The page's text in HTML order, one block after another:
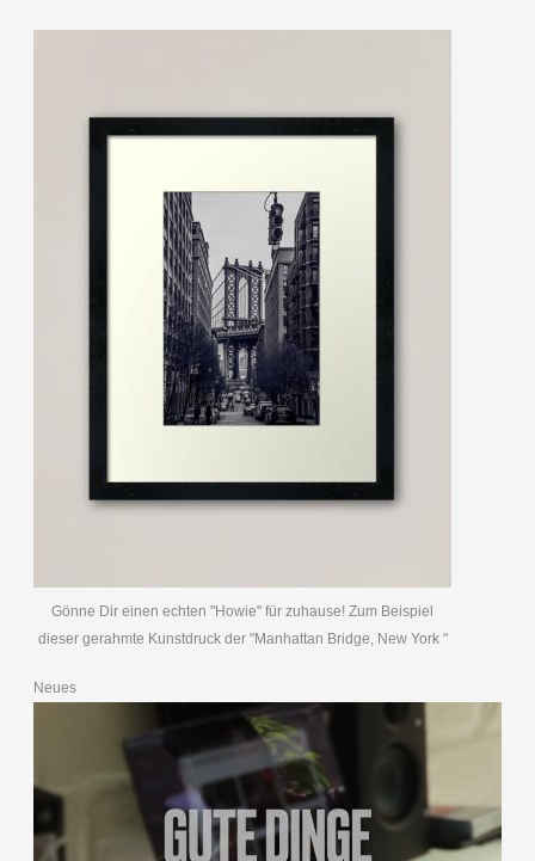
Gönne Dir einen echten "Howie" für zuhause! Zum Beispiel
dieser gerahmte Kunstdruck der "Manhattan Bridge, New York "
Neues